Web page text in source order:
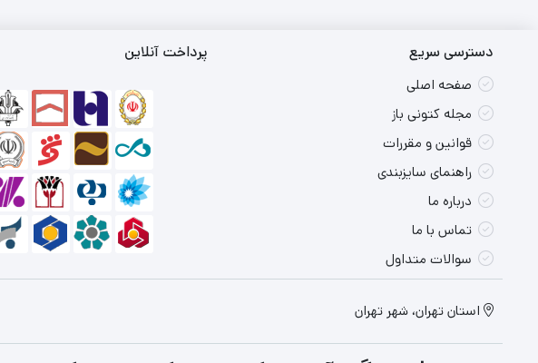
دسترسی سریع
صفحه اصلی
مجله کتونی باز
قوانین و مقررات
راهنمای سایزبندی
درباره ما
تماس با ما
سوالات متداول
پرداخت آنلاین
استان تهران، شهر تهران